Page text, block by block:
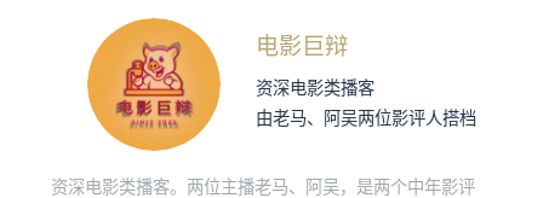
电影巨辩
资深电影类播客
由老马、阿吴两位影评人搭档
资深电影类播客。两位主播老马、阿吴，是两个中年影评